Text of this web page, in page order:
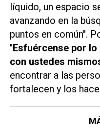
líquido, un espacio
avanzando en la
puntos en común".
"Esfuércense por
con ustedes
encontrar a las
fortalecen y los